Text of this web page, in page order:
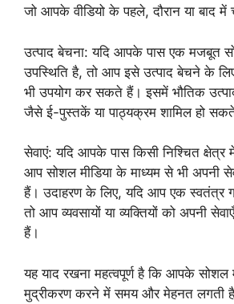
जो आपके वीडियो के पहले, दौरान या बाद
उत्पाद बेचना: यदि आपके पास एक मजबूत
उपस्थिति है, तो आप इसे उत्पाद बेचने के
भी उपयोग कर सकते हैं। इसमें भौतिक
जैसे ई-पुस्तकें या पाठ्यक्रम शामिल हो
सेवाएं: यदि आपके पास किसी निश्चित क्षेत्र
आप सोशल मीडिया के माध्यम से भी अपनी
हैं। उदाहरण के लिए, यदि आप एक स्वतंत्र
तो आप व्यवसायों या व्यक्तियों को अपनी
हैं।
यह याद रखना महत्वपूर्ण है कि आपके सोशल
मुद्रीकरण करने में समय और मेहनत लगती